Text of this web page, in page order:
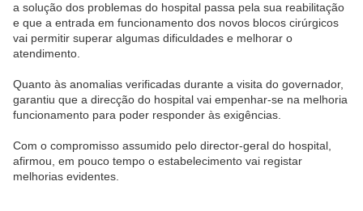
a solução dos problemas do hospital passa pela sua reabilitação
e que a entrada em funcionamento dos novos blocos cirúrgicos
vai permitir superar algumas dificuldades e melhorar o
atendimento.
Quanto às anomalias verificadas durante a visita do governador,
garantiu que a direcção do hospital vai empenhar-se na melhoria
funcionamento para poder responder às exigências.
Com o compromisso assumido pelo director-geral do hospital,
afirmou, em pouco tempo o estabelecimento vai registar
melhorias evidentes.